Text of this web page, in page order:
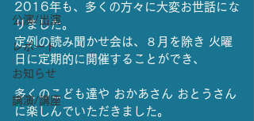
公演/出演
レポート
お知らせ
講演/講座
2016年も、多くの方々に大変お世話にな
りました。
定例の読み聞かせ会は、８月を除き 火曜
日に定期的に開催することができ、
多くのこども達や おかあさん おとうさん
に楽しんでいただきました。